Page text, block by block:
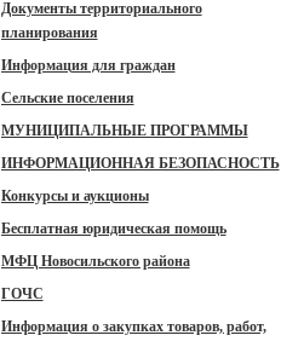
Документы территориального
планирования
Информация для граждан
Сельские поселения
МУНИЦИПАЛЬНЫЕ ПРОГРАММЫ
ИНФОРМАЦИОННАЯ БЕЗОПАСНОСТЬ
Конкурсы и аукционы
Бесплатная юридическая помощь
МФЦ Новосильского района
ГОЧС
Информация о закупках товаров, работ,